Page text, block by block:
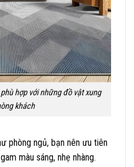
hợp với những đồ vật xung
khách
phòng ngủ, bạn nên ưu tiên
màu sáng, nhẹ nhàng.